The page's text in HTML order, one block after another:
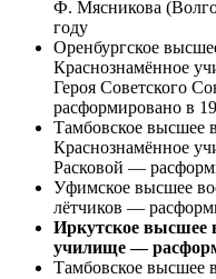
Ф. Мясникова
году
Оренбургское
Краснознамённое
Героя Советского
расформировано в
Тамбовское высшее
Краснознамённое
Расковой —
Уфимское высшее
лётчиков —
Иркутское высшее
училище —
Тамбовское высшее